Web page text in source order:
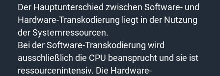
Der Hauptunterschied zwischen Software- und
Hardware-Transkodierung liegt in der Nutzung
der Systemressourcen.
Bei der Software-Transkodierung wird
ausschließlich die CPU beansprucht und sie ist
ressourcenintensiv. Die Hardware-